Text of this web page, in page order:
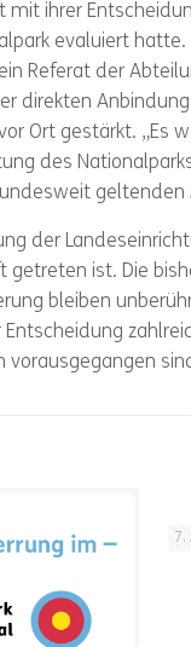
mit ihrer
evaluiert
Referat der
direkten
Ort gestärkt. „Es
des
geltenden
der
getreten ist. Die
bleiben
7.